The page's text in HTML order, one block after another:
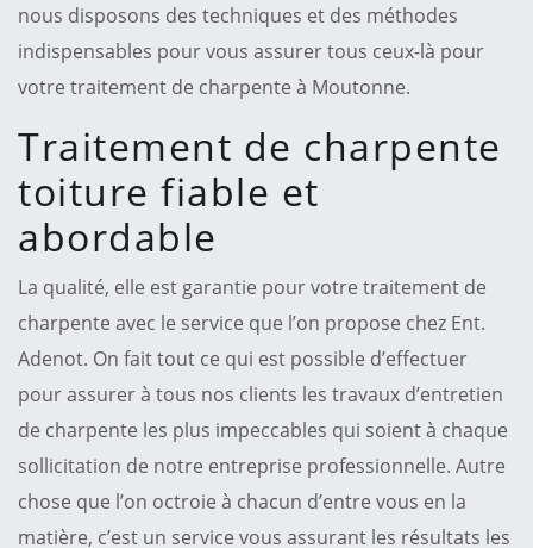
nous disposons des techniques et des méthodes
indispensables pour vous assurer tous ceux-là pour
votre traitement de charpente à Moutonne.
Traitement de charpente
toiture fiable et
abordable
La qualité, elle est garantie pour votre traitement de
charpente avec le service que l’on propose chez Ent.
Adenot. On fait tout ce qui est possible d’effectuer
pour assurer à tous nos clients les travaux d’entretien
de charpente les plus impeccables qui soient à chaque
sollicitation de notre entreprise professionnelle. Autre
chose que l’on octroie à chacun d’entre vous en la
matière, c’est un service vous assurant les résultats les